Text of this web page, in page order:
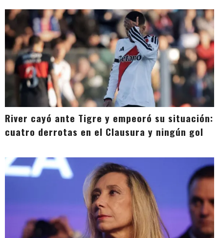
River cayó ante Tigre y empeoró su situación:
cuatro derrotas en el Clausura y ningún gol